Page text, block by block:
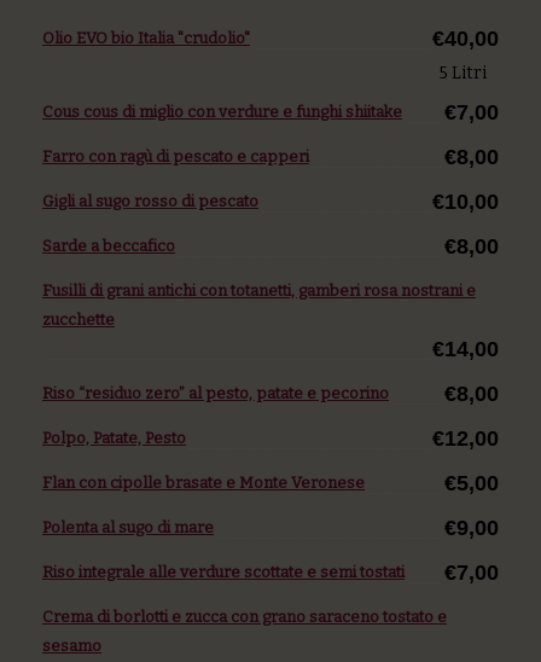
Olio EVO bio Italia "crudolio" €40,00
5 Litri
Cous cous di miglio con verdure e funghi shiitake €7,00
Farro con ragù di pescato e capperi €8,00
Gigli al sugo rosso di pescato €10,00
Sarde a beccafico €8,00
Fusilli di grani antichi con totanetti, gamberi rosa nostrani e
zucchette
€14,00
Riso “residuo zero” al pesto, patate e pecorino €8,00
Polpo, Patate, Pesto €12,00
Flan con cipolle brasate e Monte Veronese €5,00
Polenta al sugo di mare €9,00
Riso integrale alle verdure scottate e semi tostati €7,00
Crema di borlotti e zucca con grano saraceno tostato e
sesamo